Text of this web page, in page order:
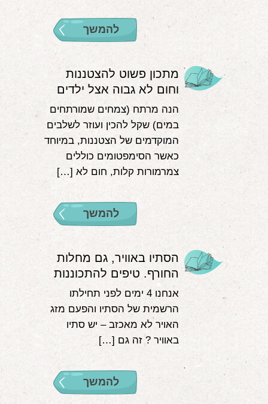
להמשך
מתכון פשוט להצטננות
וחום לא גבוה אצל ילדים
הנה מרתח (צמחים שמורתחים
במים) שקל להכין ועוזר לשלבים
המוקדמים של הצטננות, במיוחד
כאשר הסימפטומים כוללים
צמרמורות קלות, חום לא […]
להמשך
הסתיו באוויר, גם מחלות
החורף. טיפים להתכוננות
אנחנו 4 ימים לפני תחילתו
הרשמית של הסתיו והפעם מזג
האויר לא מאכזב – יש סתיו
באוויר ? זה גם […]
להמשך